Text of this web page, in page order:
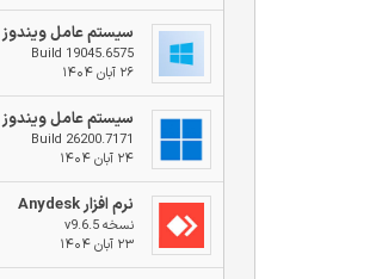
سیستم عامل ویندوز ۱۰
Build 19045.6575
۲۶ آبان ۱۴۰۴
سیستم عامل ویندوز ۱۱
Build 26200.7171
۲۴ آبان ۱۴۰۴
نرم افزار Anydesk
نسخه v9.6.5
۲۳ آبان ۱۴۰۴